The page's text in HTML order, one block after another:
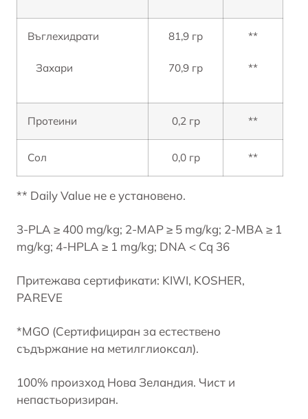
Въглехидрати
Захари
81,9 гр
70,9 гр
**
**
Протеини 0,2 гр **
Сол 0,0 гр **
** Daily Value не е установено.
3-PLA ≥ 400 mg/kg; 2-MAP ≥ 5 mg/kg; 2-MBA ≥ 1
mg/kg; 4-HPLA ≥ 1 mg/kg; DNA < Cq 36
Притежава сертификати: KIWI, KOSHER,
PAREVE
*MGO (Сертифициран за естествено
съдържание на метилглиоксал).
100% произход Нова Зеландия. Чист и
непастьоризиран.